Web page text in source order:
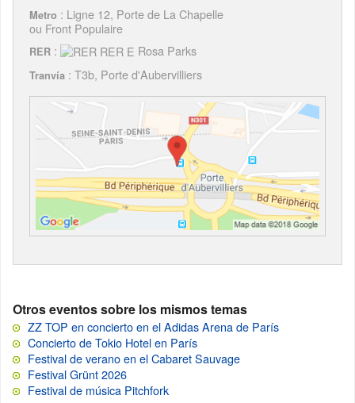
Metro : Ligne 12, Porte de La Chapelle
ou Front Populaire
RER : Rosa Parks
Tranvía : T3b, Porte d'Aubervilliers
Otros eventos sobre los mismos temas
ZZ TOP en concierto en el Adidas Arena de París
Concierto de Tokio Hotel en París
Festival de verano en el Cabaret Sauvage
Festival Grünt 2026
Festival de música Pitchfork